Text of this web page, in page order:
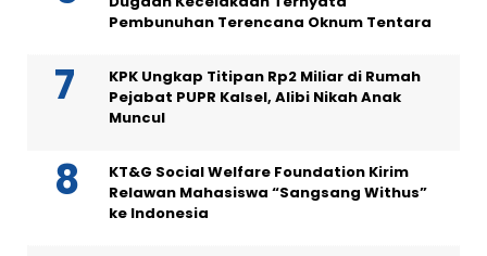
Pembunuhan Terencana Oknum Tentara
KPK Ungkap Titipan Rp2 Miliar di Rumah
Pejabat PUPR Kalsel, Alibi Nikah Anak
Muncul
KT&G Social Welfare Foundation Kirim
Relawan Mahasiswa “Sangsang Withus”
ke Indonesia